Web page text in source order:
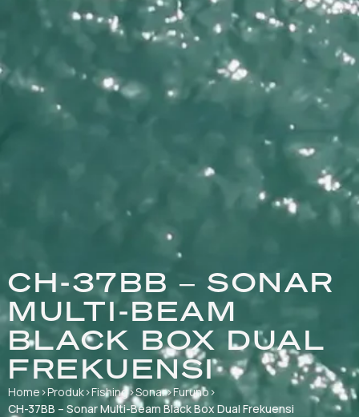
CH-37BB – SONAR
MULTI-BEAM
BLACK BOX DUAL
FREKUENSI
Home ›Produk›Fishing›Sonar›Furuno ›
CH-37BB – Sonar Multi-Beam Black Box Dual Frekuensi